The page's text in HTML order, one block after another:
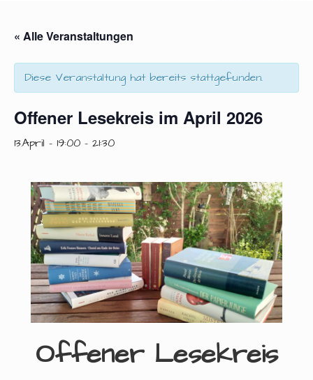
« Alle Veranstaltungen
Diese Veranstaltung hat bereits stattgefunden.
Offener Lesekreis im April 2026
13.April - 19:00 - 21:30
Offener Lesekreis